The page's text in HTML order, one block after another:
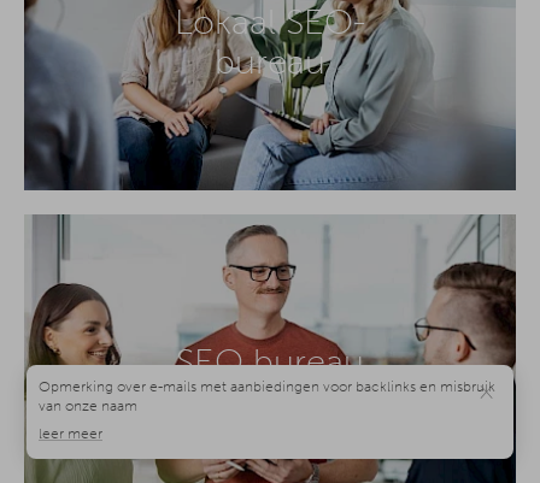
Lokaal SEO-
bureau
SEO bureau
×